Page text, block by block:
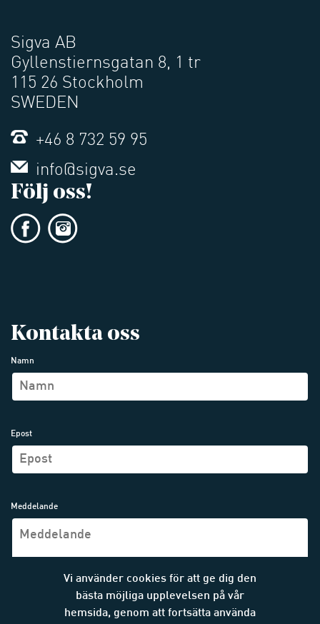
Sigva AB
Gyllenstiernsgatan 8, 1 tr
115 26 Stockholm
SWEDEN
+46 8 732 59 95
info@sigva.se
Följ oss!
Kontakta oss
Namn
Epost
Meddelande
Vi använder cookies för att ge dig den
bästa möjliga upplevelsen på vår
hemsida, genom att fortsätta använda